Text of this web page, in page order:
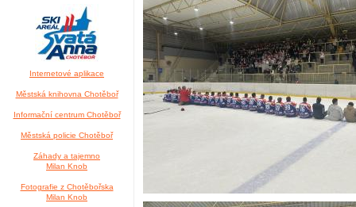
Internetové aplikace
Městská knihovna Chotěboř
Informační centrum Chotěboř
Městská policie Chotěboř
Záhady a tajemno
Milan Knob
Fotografie z Chotěbořska
Milan Knob